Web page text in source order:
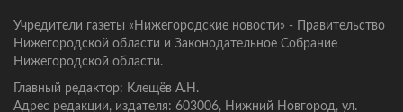
Учредители газеты «Нижегородские новости» - Правительство
Нижегородской области и Законодательное Собрание
Нижегородской области.
Главный редактор: Клещёв А.Н.
Адрес редакции, издателя: 603006, Нижний Новгород, ул.